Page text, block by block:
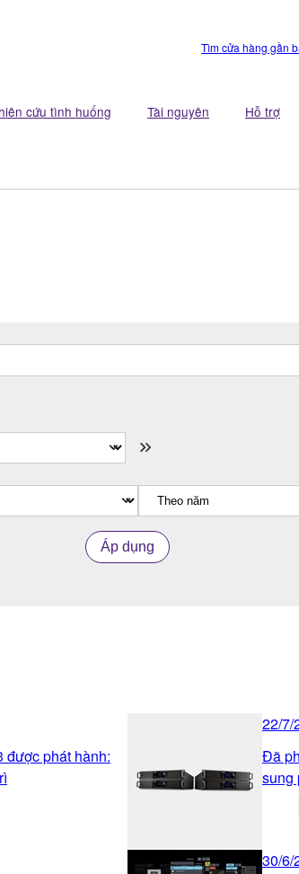
cứu tình huống Tài nguyên Hỗ trợ
Tìm cửa hàng gần
Áp dụng
được phát hành:
22/7/
Đã
sung
30/6/